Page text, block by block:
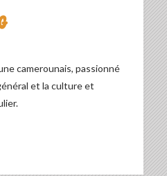
camerounais, passionné
et la culture et